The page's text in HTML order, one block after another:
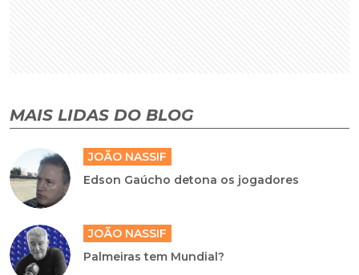
MAIS LIDAS DO BLOG
JOÃO NASSIF
Edson Gaúcho detona os jogadores
JOÃO NASSIF
Palmeiras tem Mundial?